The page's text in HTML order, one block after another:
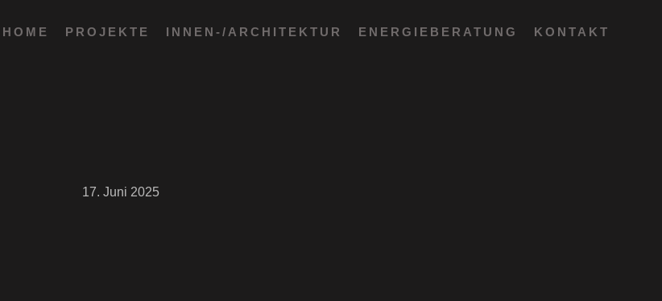
HOME PROJEKTE INNEN-/ARCHITEKTUR ENERGIEBERATUNG KONTAKT
17. Juni 2025